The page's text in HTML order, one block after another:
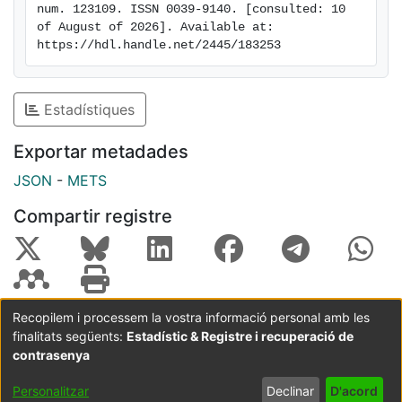
num. 123109. ISSN 0039-9140. [consulted: 10
of August of 2026]. Available at:
https://hdl.handle.net/2445/183253
Estadístiques
Exportar metadades
JSON - METS
Compartir registre
Coordinació:CRAI UB Avís legal
Metadades
subjectes a:
Configuració
de cookies
privadesa
Recopilem i processem la vostra informació personal amb les
finalitats següents: Estadístic & Registre i recuperació de
contrasenya
Personalitzar Declinar D'acord